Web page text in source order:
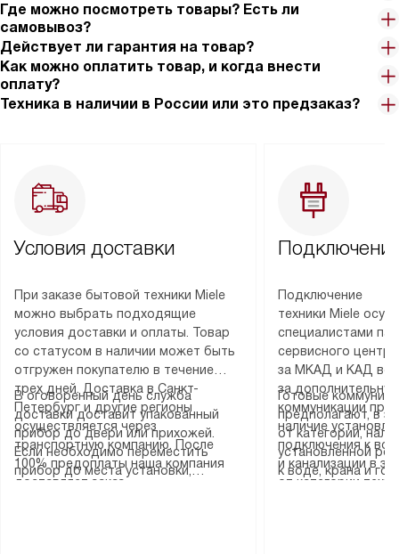
Где можно посмотреть товары? Есть ли
самовывоз?
Действует ли гарантия на товар?
Как можно оплатить товар, и когда внести
оплату?
Техника в наличии в России или это предзаказ?
Условия доставки
При заказе бытовой техники Miele
можно выбрать подходящие
условия доставки и оплаты. Товар
со статусом в наличии может быть
отгружен покупателю в течение
трех дней. Доставка в Санкт-
Петербург и другие регионы
осуществляется через
транспортную компанию. После
100% предоплаты наша компания
доставляет заказ
В оговоренный день служба
доставки доставит упакованный
прибор до двери или прихожей.
Если необходимо переместить
прибор до места установки,
Подключение
техники Miele
специалистами
сервисного
за МКАД и КАД
за
коммуникации
наличие
подключения к
и канализации в
от категории
Готовые
предполагают, в
от категории,
установленной
к воде, крана и